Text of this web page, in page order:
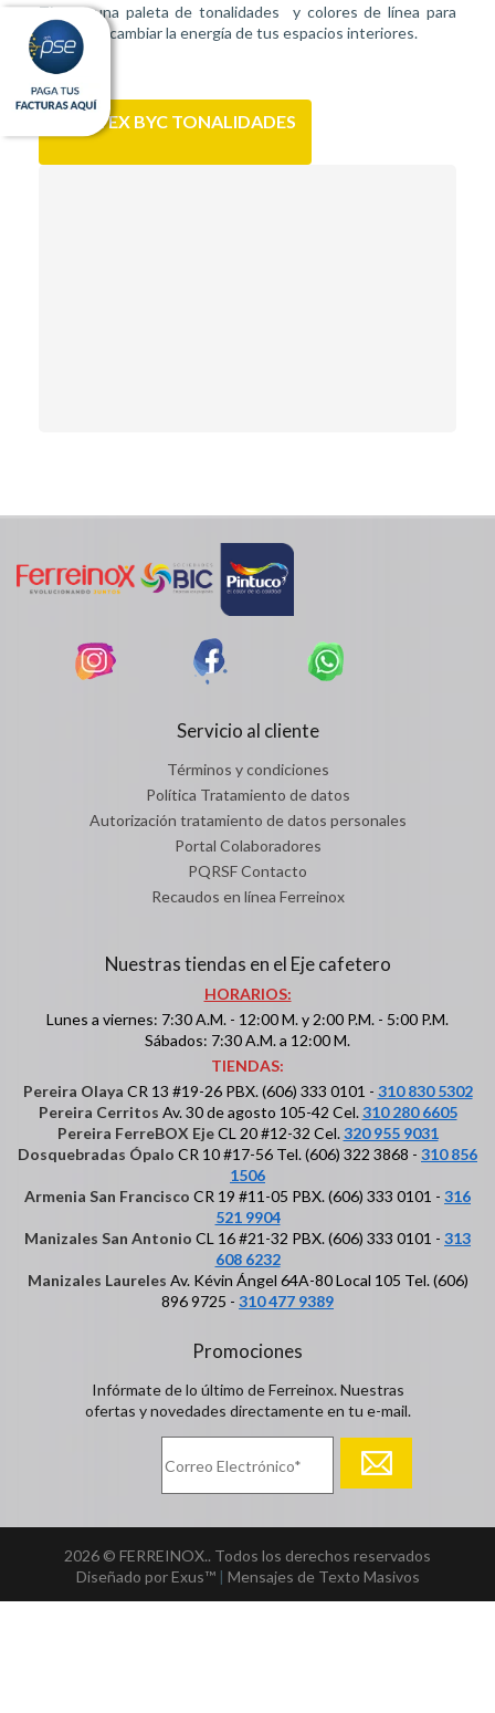
Tienes una paleta de tonalidades y colores de línea para
escoger y cambiar la energía de tus espacios interiores.
VINILTEX BYC TONALIDADES
Servicio al cliente
Términos y condiciones
Política Tratamiento de datos
Autorización tratamiento de datos personales
Portal Colaboradores
PQRSF Contacto
Recaudos en línea Ferreinox
Nuestras tiendas en el Eje cafetero
HORARIOS:
Lunes a viernes: 7:30 A.M. - 12:00 M. y 2:00 P.M. - 5:00 P.M.
Sábados: 7:30 A.M. a 12:00 M.
TIENDAS:
Pereira Olaya CR 13 #19-26 PBX. (606) 333 0101 - 310 830 5302
Pereira Cerritos Av. 30 de agosto 105-42 Cel.310 280 6605
Pereira FerreBOX EjeCL 20 #12-32 Cel.320 955 9031
Dosquebradas Ópalo CR 10 #17-56 Tel. (606) 322 3868 - 310 856
1506
Armenia San Francisco CR 19 #11-05 PBX. (606) 333 0101 - 316
521 9904
Manizales San Antonio CL 16 #21-32 PBX. (606) 333 0101 - 313
608 6232
Manizales Laureles Av. Kévin Ángel 64A-80 Local 105 Tel. (606)
896 9725 - 310 477 9389
Promociones
Infórmate de lo último de Ferreinox. Nuestras
ofertas y novedades directamente en tu e-mail.
2026 © FERREINOX.. Todos los derechos reservados
Diseñado por Exus™| Mensajes de Texto Masivos